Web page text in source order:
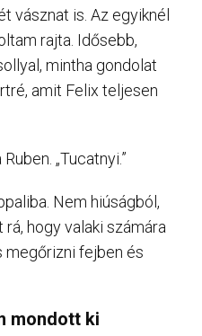
vásznat is. Az egyiknél
rajta. Idősebb,
mintha gondolat
amit Felix teljesen
„Tucatnyi.”
Nem hiúságból,
hogy valaki számára
megőrizni fejben és
mondott ki